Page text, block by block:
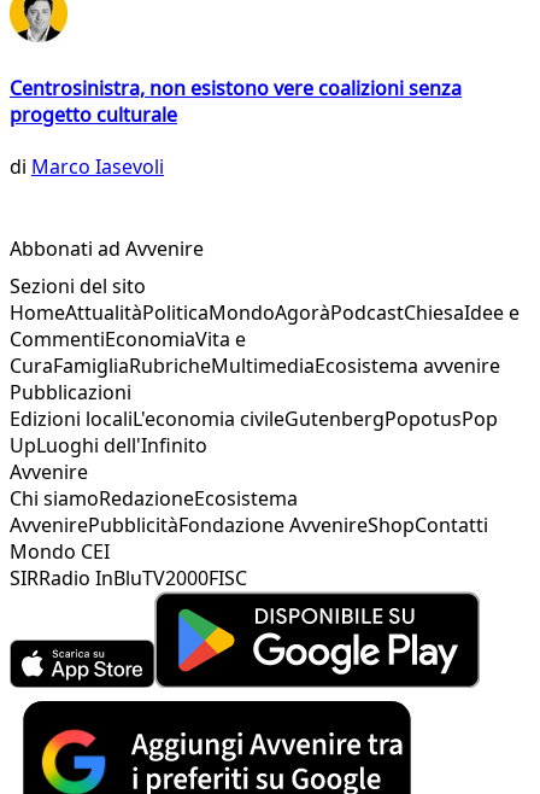
Centrosinistra, non esistono vere coalizioni senza
progetto culturale
di Marco Iasevoli
Abbonati ad Avvenire
Sezioni del sito
HomeAttualitàPoliticaMondoAgoràPodcastChiesaIdee e
CommentiEconomiaVita e
CuraFamigliaRubricheMultimediaEcosistema avvenire
Pubblicazioni
Edizioni localiL'economia civileGutenbergPopotusPop
UpLuoghi dell'Infinito
Avvenire
Chi siamoRedazioneEcosistema
AvvenirePubblicitàFondazione AvvenireShopContatti
Mondo CEI
SIRRadio InBluTV2000FISC